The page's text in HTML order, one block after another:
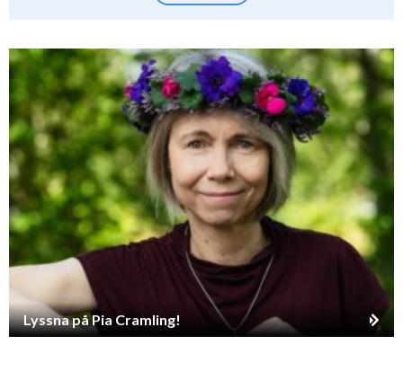
Lyssna på Pia Cramling!